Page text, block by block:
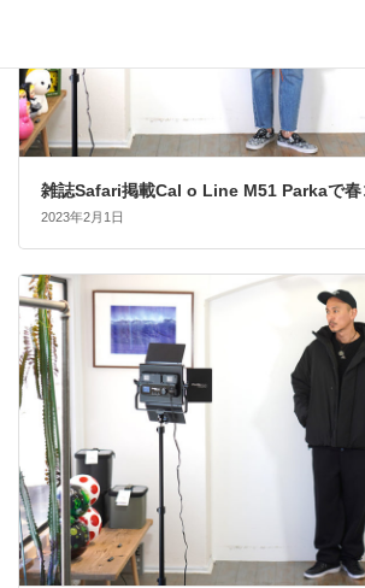
雑誌Safari掲載Cal o Line M51 Parkaで春
2023年2月1日